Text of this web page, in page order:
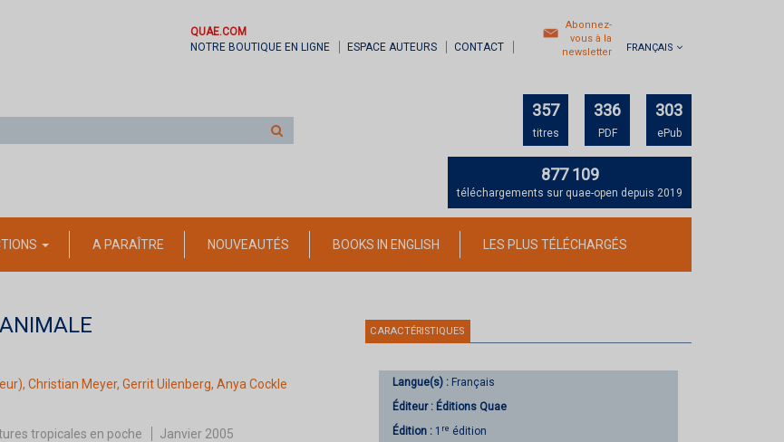
QUAE.COM
NOTRE BOUTIQUE EN LIGNE
ESPACE AUTEURS CONTACT
Abonnez-
vous à la
newsletter
FRANÇAIS
sur
357
titres
336
PDF
303
ePub
877 109
téléchargements sur quae-open depuis 2019
A PARAÎTRE NOUVEAUTÉS BOOKS IN ENGLISH LES PLUS TÉLÉCHARGÉS
Christian Meyer, Gerrit Uilenberg, Anya Cockle
tropicales en poche Janvier 2005
CARACTÉRISTIQUES
Langue(s) : Français
Éditeur : Éditions Quae
Édition : 1 re édition